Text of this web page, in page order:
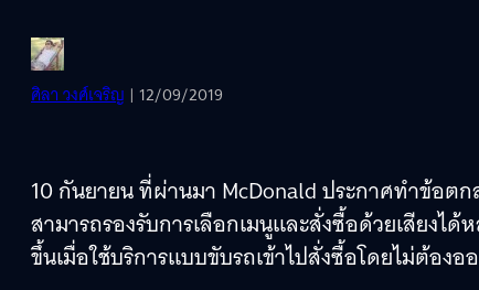
ศิลา วงศ์เจริญ | 12/09/2019
10 กันยายน ที่ผ่านมา McDonald ประกาศทำข้อต
สามารถรองรับการเลือกเมนูและสั่งซื้อด้วยเสียงไ
ขึ้นเมื่อใช้บริการแบบขับรถเข้าไปสั่งซื้อโดยไม่ต้อง